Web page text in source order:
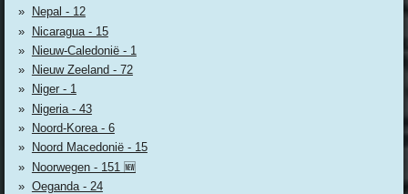
Nepal - 12
Nicaragua - 15
Nieuw-Caledonië - 1
Nieuw Zeeland - 72
Niger - 1
Nigeria - 43
Noord-Korea - 6
Noord Macedonië - 15
Noorwegen - 151 🆕
Oeganda - 24